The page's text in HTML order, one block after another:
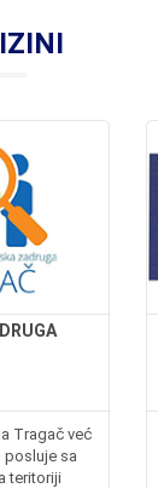
Tragač već
sa
teritoriji